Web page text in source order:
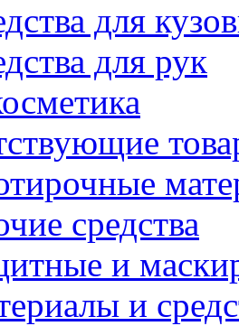
для
для рук
средства
и
и